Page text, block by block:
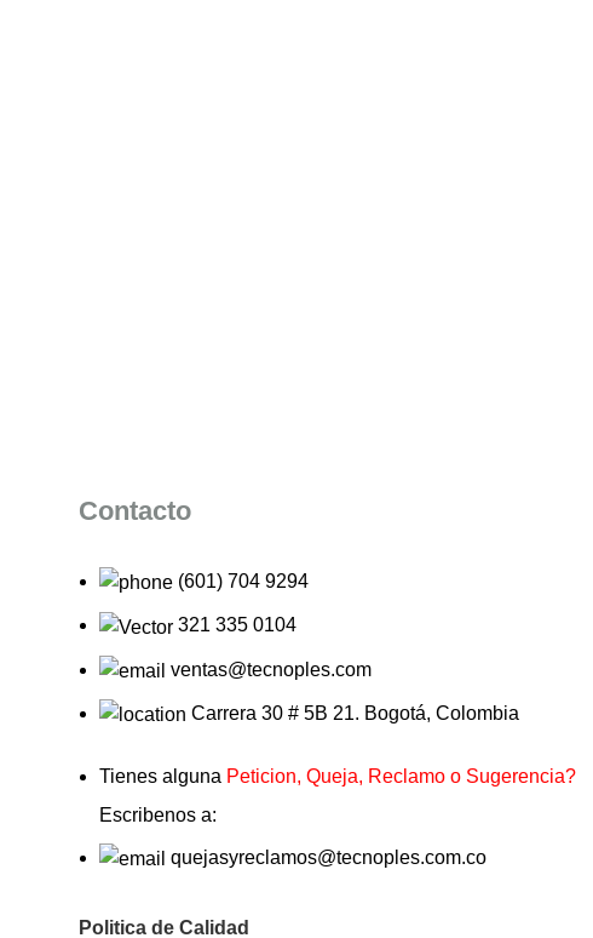
Contacto
(601) 704 9294
321 335 0104
ventas@tecnoples.com
Carrera 30 # 5B 21. Bogotá, Colombia
Tienes alguna Peticion, Queja, Reclamo o Sugerencia?
Escribenos a:
quejasyreclamos@tecnoples.com.co
Politica de Calidad